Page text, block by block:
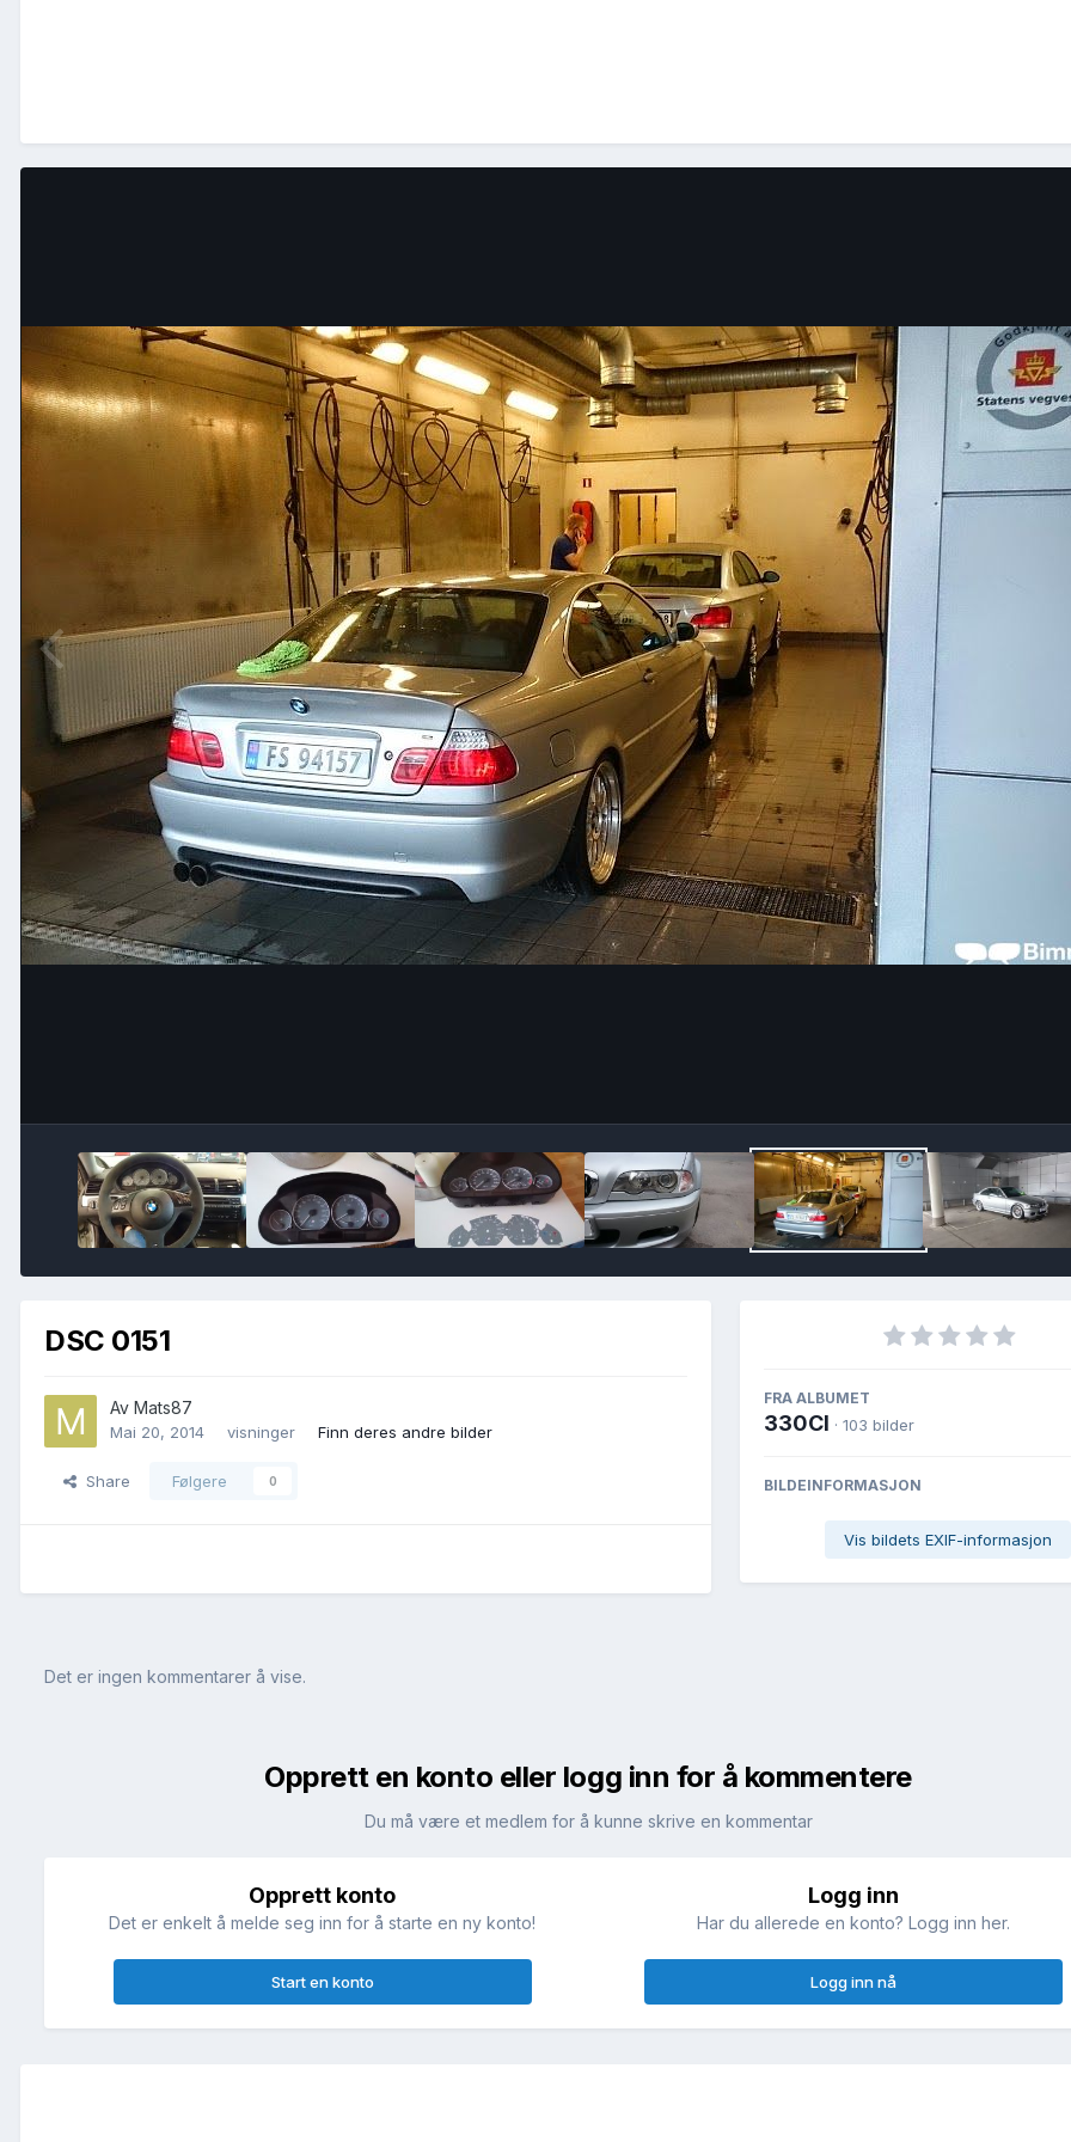
DSC 0151
Av Mats87
Mai 20, 2014 visninger Finn deres andre bilder
Share Følgere 0
FRA ALBUMET
330CI · 103 bilder
BILDEINFORMASJON
Vis bildets EXIF-informasjon
Det er ingen kommentarer å vise.
Opprett en konto eller logg inn for å kommentere
Du må være et medlem for å kunne skrive en kommentar
Opprett konto
Det er enkelt å melde seg inn for å starte en ny konto!
Start en konto
Logg inn
Har du allerede en konto? Logg inn her.
Logg inn nå